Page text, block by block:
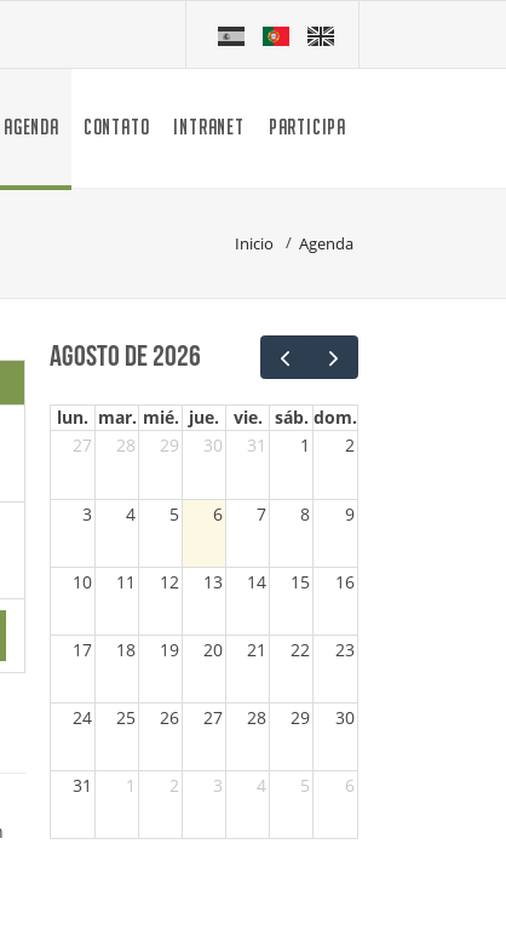
AGENDA CONTATO INTRANET PARTICIPA
Inicio Agenda
agosto de 2026
lun. mar. mié. jue. vie. sáb. dom.
27
28 29 30 31 1 2
3 4 5 6 7 8 9
10 11 12 13 14 15 16
17 18 19 20 21 22 23
24 25 26 27 28 29 30
31 1 2 3 4 5 6